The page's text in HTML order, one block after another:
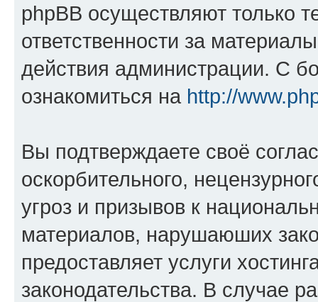
phpBB осуществляют только
ответственности за
действия администрации. С
ознакомиться на http://
Вы подтверждаете своё
оскорбительного,
угроз и призывов к
материалов, нарушаюших
предоставляет услуги
законодательства. В случае